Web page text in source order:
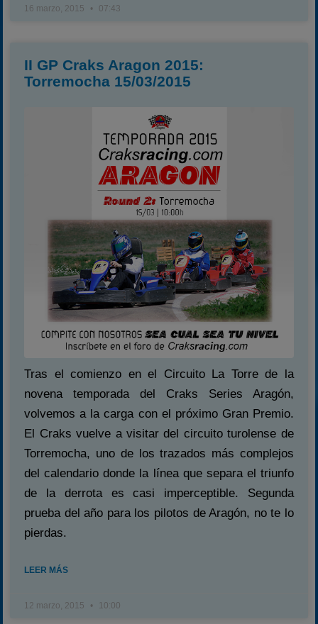
16 marzo, 2015 07:43
II GP Craks Aragon 2015:
Torremocha 15/03/2015
Tras el comienzo en el Circuito La Torre de la
novena temporada del Craks Series Aragón,
volvemos a la carga con el próximo Gran Premio.
El Craks vuelve a visitar del circuito turolense de
Torremocha, uno de los trazados más complejos
del calendario donde la línea que separa el triunfo
de la derrota es casi imperceptible. Segunda
prueba del año para los pilotos de Aragón, no te lo
pierdas.
LEER MÁS
12 marzo, 2015 10:00